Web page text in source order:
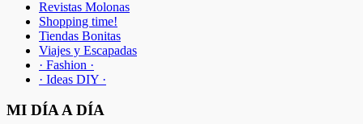
Revistas Molonas
Shopping time!
Tiendas Bonitas
Viajes y Escapadas
· Fashion ·
· Ideas DIY ·
MI DÍA A DÍA